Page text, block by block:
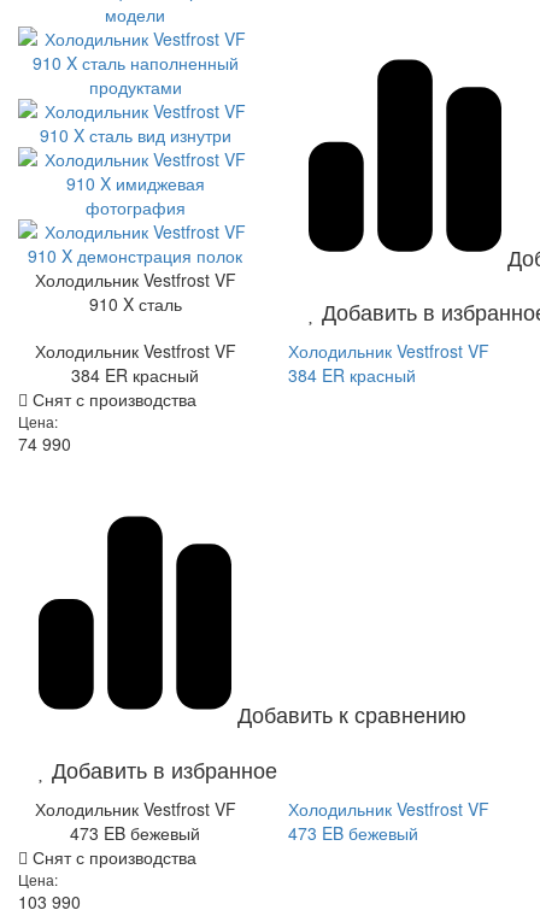
Холодильник Vestfrost VF
910 X сталь
Добавить в
Холодильник Vestfrost VF
384 ER красный
Холодильник Vestfrost VF
384 ER красный
Снят с производства
Цена:
74 990
Добавить к сравнению
Добавить в избранное
Холодильник Vestfrost VF
473 EB бежевый
Холодильник Vestfrost VF
473 EB бежевый
Снят с производства
Цена:
103 990